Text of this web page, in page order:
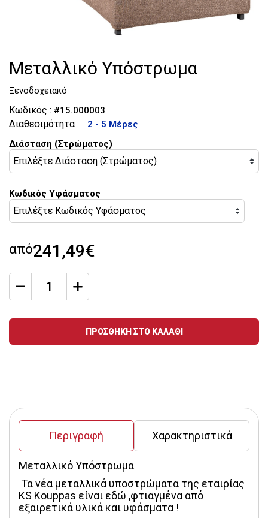
Μεταλλικό Υπόστρωμα
Ξενοδοχειακό
Κωδικός : #15.000003
Διαθεσιμότητα :
2 - 5 Μέρες
Διάσταση (Στρώματος)
Κωδικός Υφάσματος
από241,49€
qty
ΠΡΟΣΘΗΚΗ ΣΤΟ ΚΑΛΑΘΙ
Περιγραφή Χαρακτηριστικά
Μεταλλικό Υπόστρωμα
Τα νέα μεταλλικά υποστρώματα της εταιρίας
KS Kouppas είναι εδώ ,φτιαγμένα από
εξαιρετικά υλικά και υφάσματα !